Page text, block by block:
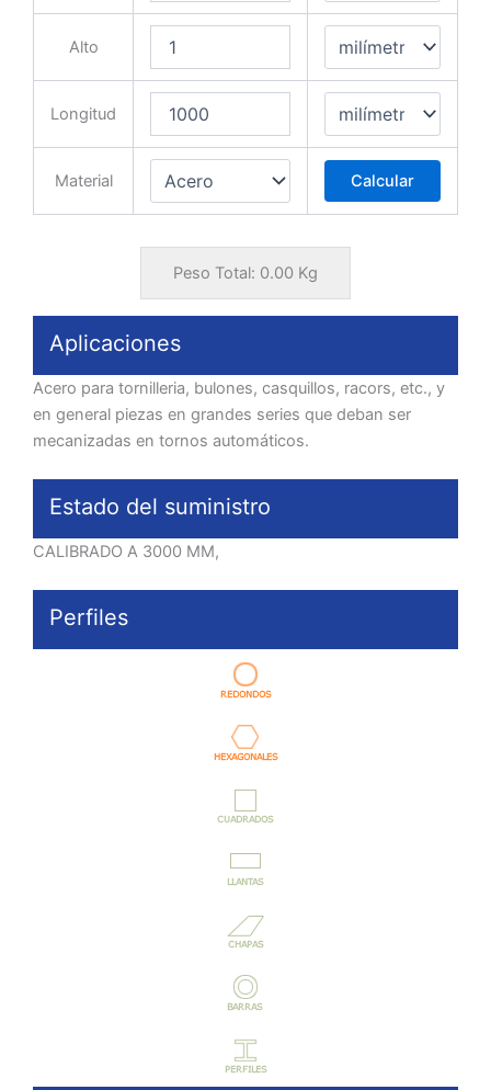
Alto
Longitud
Material Calcular
Peso Total: 0.00 Kg
Aplicaciones
Acero para tornilleria, bulones, casquillos, racors, etc., y
en general piezas en grandes series que deban ser
mecanizadas en tornos automáticos.
Estado del suministro
CALIBRADO A 3000 MM,
Perfiles